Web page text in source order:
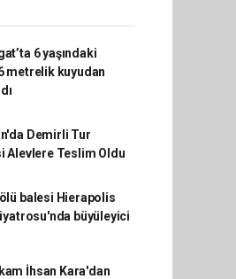
6 yaşındaki
metrelik kuyudan
Demirli Tur
Alevlere Teslim Oldu
balesi Hierapolis
büyüleyici
İhsan Kara'dan